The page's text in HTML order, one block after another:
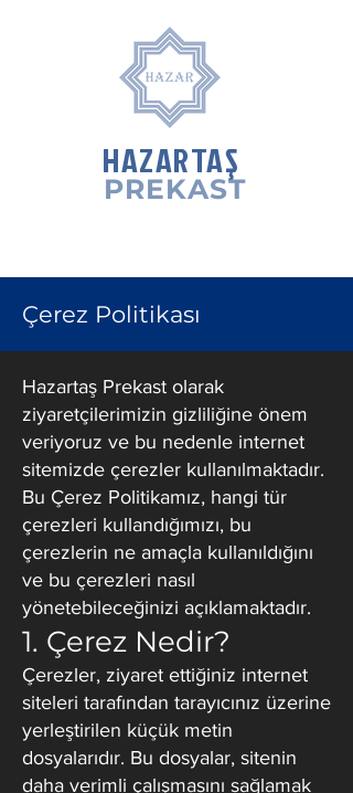
HAZARTAŞ
PREKAST
Çerez Politikası
Hazartaş Prekast olarak
ziyaretçilerimizin gizliliğine önem
veriyoruz ve bu nedenle internet
sitemizde çerezler kullanılmaktadır.
Bu Çerez Politikamız, hangi tür
çerezleri kullandığımızı, bu
çerezlerin ne amaçla kullanıldığını
ve bu çerezleri nasıl
yönetebileceğinizi açıklamaktadır.
1. Çerez Nedir?
Çerezler, ziyaret ettiğiniz internet
siteleri tarafından tarayıcınız üzerine
yerleştirilen küçük metin
dosyalarıdır. Bu dosyalar, sitenin
daha verimli çalışmasını sağlamak